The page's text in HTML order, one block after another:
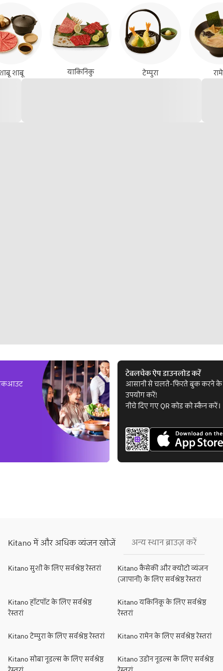
शाबू याकिनिकु टेम्पुरा
चेकआउट
टेबलचेक ऐप डाउनलोड करें
आसानी से चलते-फिरते बुक करने के
उपयोग करें!
नीचे दिए गए QR कोड को स्कैन करें।
Kitano में और अधिक व्यंजन खोजें अन्य स्थान ब्राउज़ करें
Kitano सुशी के लिए सर्वश्रेष्ठ रेस्तरां
Kitano कैसेकी और क्योटो व्यंजन
(जापानी) के लिए सर्वश्रेष्ठ रेस्तरां
Kitano हॉटपॉट के लिए सर्वश्रेष्ठ
रेस्तरां
Kitano यकिनिकू के लिए सर्वश्रेष्ठ
रेस्तरां
Kitano टेम्पुरा के लिए सर्वश्रेष्ठ रेस्तरां Kitano रामेन के लिए सर्वश्रेष्ठ रेस्तरां
Kitano सोबा नूडल्स के लिए सर्वश्रेष्ठ
Kitano उडोन नूडल्स के लिए सर्वश्रेष्ठ